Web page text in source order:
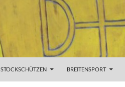
STOCKSCHÜTZEN BREITENSPORT